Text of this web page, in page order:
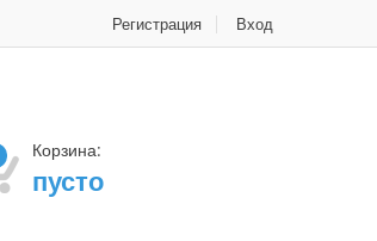
Регистрация Вход
Корзина:
пусто